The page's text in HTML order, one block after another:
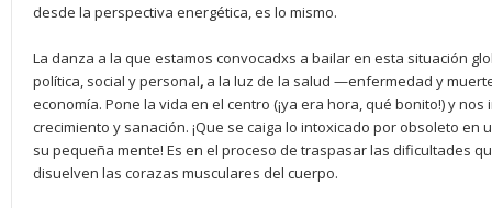
desde la perspectiva energética, es lo mismo.
La danza a la que estamos convocadxs a bailar en esta situación
política, social y personal, a la luz de la salud —enfermedad y
economía. Pone la vida en el centro (¡ya era hora, qué bonito!) y
crecimiento y sanación. ¡Que se caiga lo intoxicado por obsoleto
su pequeña mente! Es en el proceso de traspasar las dificultades
disuelven las corazas musculares del cuerpo.